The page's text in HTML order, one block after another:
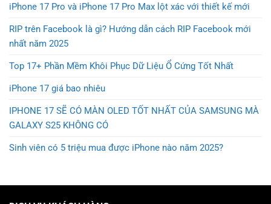
iPhone 17 Pro và iPhone 17 Pro Max lột xác với thiết kế mới
RIP trên Facebook là gì? Hướng dẫn cách RIP Facebook mới
nhất năm 2025
Top 17+ Phần Mềm Khôi Phục Dữ Liệu Ổ Cứng Tốt Nhất
iPhone 17 giá bao nhiêu
IPHONE 17 SẼ CÓ MÀN OLED TỐT NHẤT CỦA SAMSUNG MÀ
GALAXY S25 KHÔNG CÓ
Sinh viên có 5 triệu mua được iPhone nào năm 2025?